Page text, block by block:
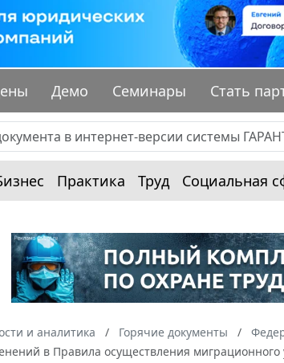
Демо Семинары Стать
Практика Труд Социальная
и аналитика Горячие документы
в Правила осуществления